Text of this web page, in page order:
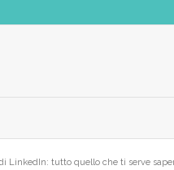
LinkedIn: tutto quello che ti serve